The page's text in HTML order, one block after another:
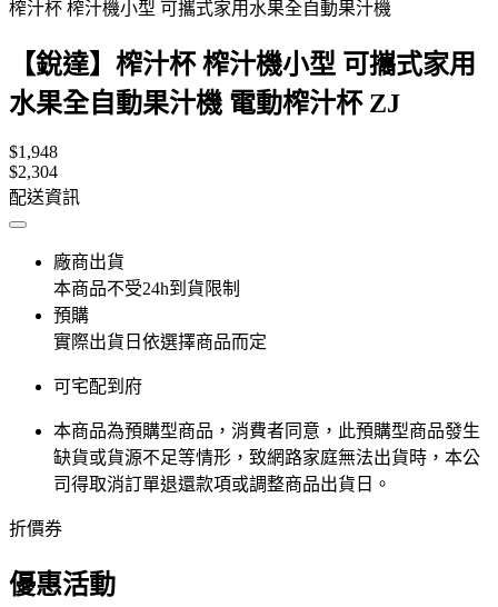
榨汁杯 榨汁機小型 可攜式家用水果全自動果汁機
【銳達】榨汁杯 榨汁機小型 可攜式家用
水果全自動果汁機 電動榨汁杯 ZJ
$1,948
$2,304
配送資訊
廠商出貨
本商品不受24h到貨限制
預購
實際出貨日依選擇商品而定
可宅配到府
本商品為預購型商品，消費者同意，此預購型商品發生
缺貨或貨源不足等情形，​致網路家庭無法出貨時，本公
司得取消訂單退還款項或調整商品出貨日。
折價券
優惠活動